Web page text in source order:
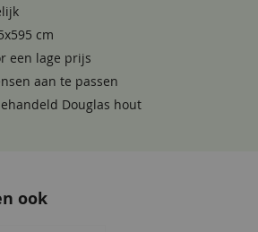
cm
een lage prijs
aan te passen
Douglas hout
ook